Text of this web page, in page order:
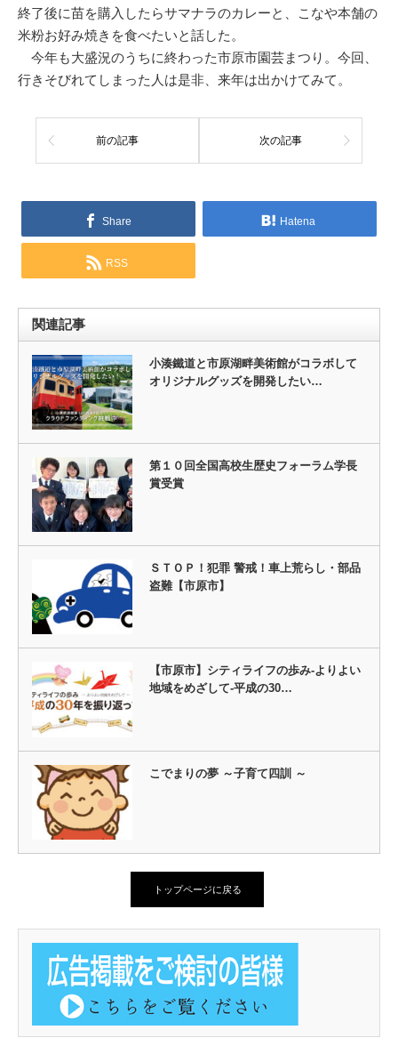
終了後に苗を購入したらサマナラのカレーと、こなや本舗の
米粉お好み焼きを食べたいと話した。
今年も大盛況のうちに終わった市原市園芸まつり。今回、
行きそびれてしまった人は是非、来年は出かけてみて。
前の記事 次の記事
Share Hatena
RSS
関連記事
小湊鐵道と市原湖畔美術館がコラボして
オリジナルグッズを開発したい…
第１０回全国高校生歴史フォーラム学長
賞受賞
ＳＴＯＰ！犯罪 警戒！車上荒らし・部品
盗難【市原市】
【市原市】シティライフの歩み-よりよい
地域をめざして-平成の30…
こでまりの夢 ～子育て四訓 ～
トップページに戻る